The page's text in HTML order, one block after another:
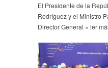
El Presidente de la
Rodríguez y el Ministro
Director General » ler